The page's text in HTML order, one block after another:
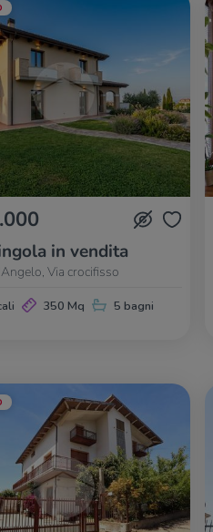
in vendita
Via crocifisso
350 Mq 5 bagni